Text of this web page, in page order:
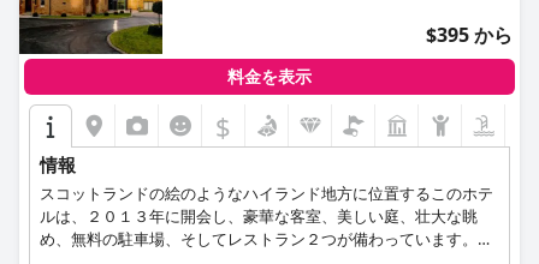
$395 から
料金を表示
$
情報
スコットランドの絵のようなハイランド地方に位置するこのホテ
ルは、２０１３年に開会し、豪華な客室、美しい庭、壮大な眺
め、無料の駐車場、そしてレストラン２つが備わっています。豪